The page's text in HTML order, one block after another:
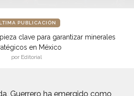
PUBLICACIÓN
clave para garantizar minerales
en México
por Editorial
Guerrero ha emergido como